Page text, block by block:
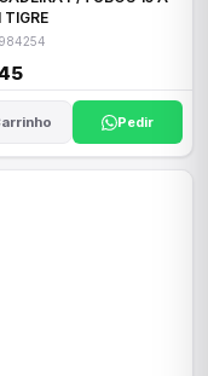
Pedir